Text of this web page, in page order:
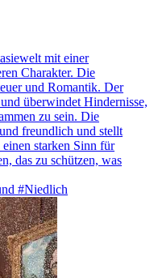
mit einer
Charakter. Die
und Romantik. Der
überwindet Hindernisse,
zu sein. Die
freundlich und stellt
starken Sinn für
das zu schützen, was
#Niedlich